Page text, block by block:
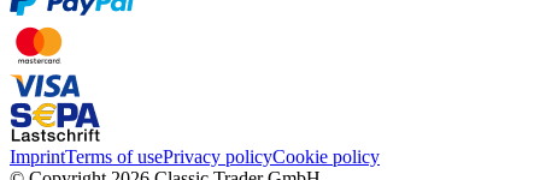
ImprintTerms of usePrivacy policyCookie policy